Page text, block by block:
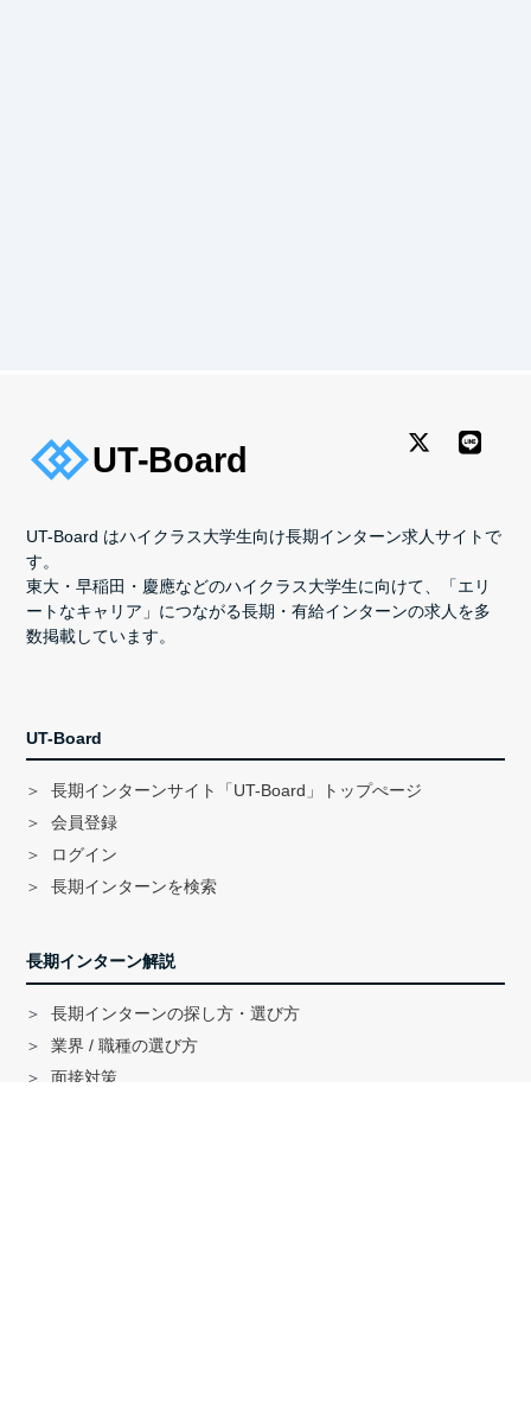
UT-Board はハイクラス大学生向け長期インターン求人サイトで
す。
東大・早稲田・慶應などのハイクラス大学生に向けて、「エリ
ートなキャリア」につながる長期・有給インターンの求人を多
数掲載しています。
UT-Board
長期インターンサイト「UT-Board」トップぺージ
会員登録
ログイン
長期インターンを検索
長期インターン解説
長期インターンの探し方・選び方
業界 / 職種の選び方
面接対策